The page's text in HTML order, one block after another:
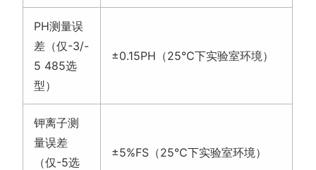
PH测量误
差（仅-3/-
5 485选
型）
±0.15PH（25℃下实验室环境）
钾离子测
量误差
（仅-5选
±5%FS（25℃下实验室环境）